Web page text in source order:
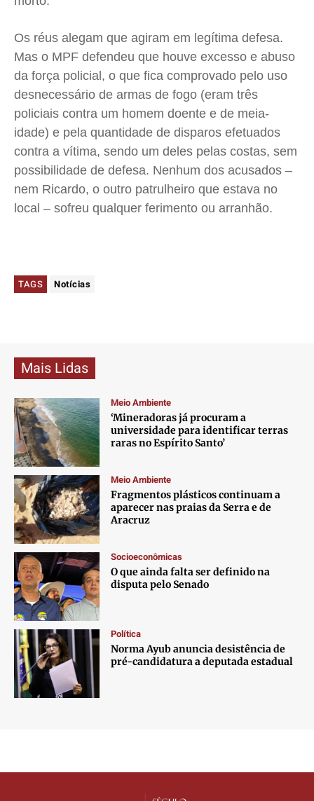
Os réus alegam que agiram em legítima defesa.
Mas o MPF defendeu que houve excesso e abuso
da força policial, o que fica comprovado pelo uso
desnecessário de armas de fogo (eram três
policiais contra um homem doente e de meia-
idade) e pela quantidade de disparos efetuados
contra a vítima, sendo um deles pelas costas, sem
possibilidade de defesa. Nenhum dos acusados –
nem Ricardo, o outro patrulheiro que estava no
local – sofreu qualquer ferimento ou arranhão.
TAGS Notícias
Mais Lidas
Meio Ambiente
‘Mineradoras já procuram a
universidade para identificar terras
raras no Espírito Santo’
Meio Ambiente
Fragmentos plásticos continuam a
aparecer nas praias da Serra e de
Aracruz
Socioeconômicas
O que ainda falta ser definido na
disputa pelo Senado
Política
Norma Ayub anuncia desistência de
pré-candidatura a deputada estadual